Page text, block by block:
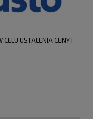
USTALENIA CENY I